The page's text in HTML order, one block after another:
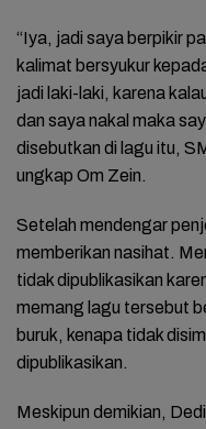
“Iya, jadi saya berpikir
kalimat bersyukur
jadi laki-laki, karena
dan saya nakal maka
disebutkan di lagu itu,
ungkap Om Zein.
Setelah mendengar
memberikan nasihat.
tidak dipublikasikan
memang lagu tersebut
buruk, kenapa tidak
dipublikasikan.
Meskipun demikian,